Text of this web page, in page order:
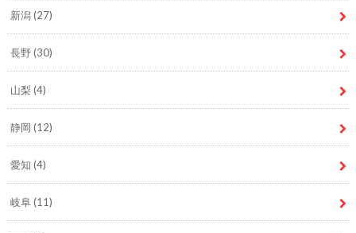
新潟(27)
長野(30)
山梨 (4)
静岡 (12)
愛知 (4)
岐阜(11)